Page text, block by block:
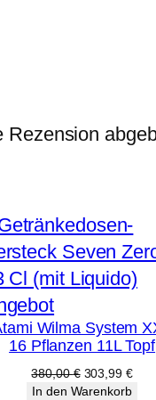
Rezension
Produkt
im
Angebot
Wilma System
16 Pflanzen 11L Topf
380,00€
Preis
303,99 €
Preis
In den Warenkorb